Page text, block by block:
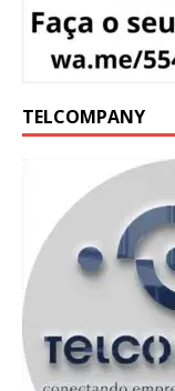
TELCOMPANY